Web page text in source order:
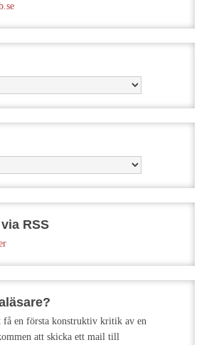
RSS
få en första konstruktiv kritik av en
att skicka ett mail till